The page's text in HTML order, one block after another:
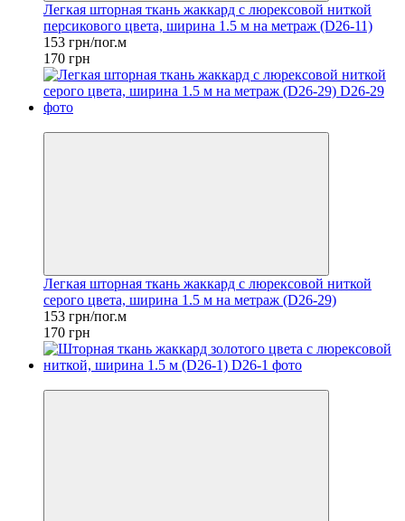
Легкая шторная ткань жаккард с люрексовой ниткой
персикового цвета, ширина 1.5 м на метраж (D26-11)
153 грн/пог.м
170 грн
Легкая шторная ткань жаккард с люрексовой ниткой
серого цвета, ширина 1.5 м на метраж (D26-29)
153 грн/пог.м
170 грн